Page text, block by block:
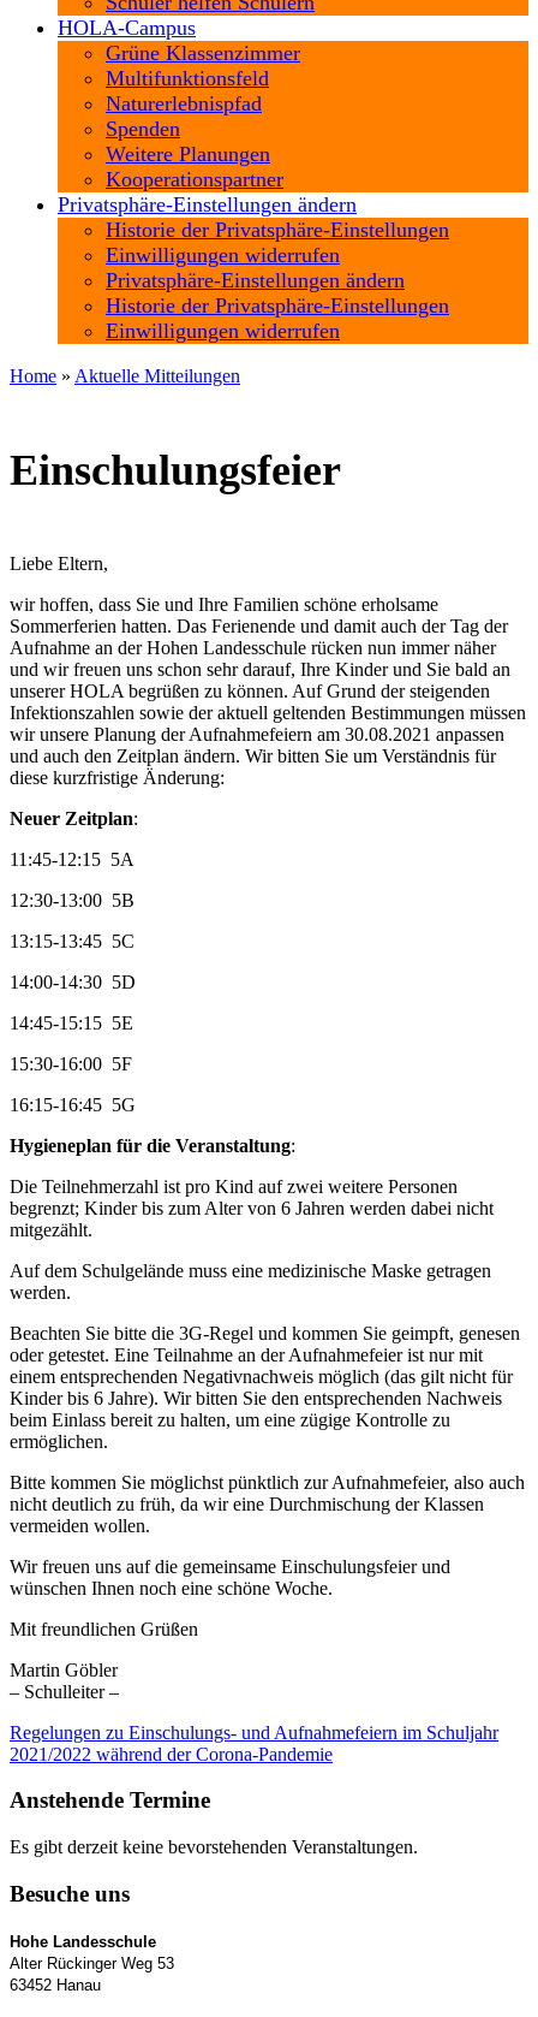
HOLA-Campus
Grüne Klassenzimmer
Multifunktionsfeld
Naturerlebnispfad
Spenden
Weitere Planungen
Kooperationspartner
Privatsphäre-Einstellungen ändern
Historie der Privatsphäre-Einstellungen
Einwilligungen widerrufen
Privatsphäre-Einstellungen ändern
Historie der Privatsphäre-Einstellungen
Einwilligungen widerrufen
Home » Aktuelle Mitteilungen
Einschulungsfeier
Liebe Eltern,
wir hoffen, dass Sie und Ihre Familien schöne erholsame
Sommerferien hatten. Das Ferienende und damit auch der Tag der
Aufnahme an der Hohen Landesschule rücken nun immer näher
und wir freuen uns schon sehr darauf, Ihre Kinder und Sie bald an
unserer HOLA begrüßen zu können. Auf Grund der steigenden
Infektionszahlen sowie der aktuell geltenden Bestimmungen müssen
wir unsere Planung der Aufnahmefeiern am 30.08.2021 anpassen
und auch den Zeitplan ändern. Wir bitten Sie um Verständnis für
diese kurzfristige Änderung:
Neuer Zeitplan:
11:45-12:15 5A
12:30-13:00 5B
13:15-13:45 5C
14:00-14:30 5D
14:45-15:15 5E
15:30-16:00 5F
16:15-16:45 5G
Hygieneplan für die Veranstaltung:
Die Teilnehmerzahl ist pro Kind auf zwei weitere Personen
begrenzt; Kinder bis zum Alter von 6 Jahren werden dabei nicht
mitgezählt.
Auf dem Schulgelände muss eine medizinische Maske getragen
werden.
Beachten Sie bitte die 3G-Regel und kommen Sie geimpft, genesen
oder getestet. Eine Teilnahme an der Aufnahmefeier ist nur mit
einem entsprechenden Negativnachweis möglich (das gilt nicht für
Kinder bis 6 Jahre). Wir bitten Sie den entsprechenden Nachweis
beim Einlass bereit zu halten, um eine zügige Kontrolle zu
ermöglichen.
Bitte kommen Sie möglichst pünktlich zur Aufnahmefeier, also auch
nicht deutlich zu früh, da wir eine Durchmischung der Klassen
vermeiden wollen.
Wir freuen uns auf die gemeinsame Einschulungsfeier und
wünschen Ihnen noch eine schöne Woche.
Mit freundlichen Grüßen
Martin Göbler
– Schulleiter –
Regelungen zu Einschulungs- und Aufnahmefeiern im Schuljahr
2021/2022 während der Corona-Pandemie
Anstehende Termine
Es gibt derzeit keine bevorstehenden Veranstaltungen.
Besuche uns
Hohe Landesschule
Alter Rückinger Weg 53
63452 Hanau